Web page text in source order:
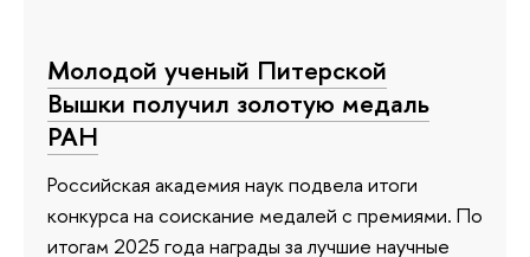
Молодой ученый Питерской
Вышки получил золотую медаль
РАН
Российская академия наук подвела итоги
конкурса на соискание медалей с премиями. По
итогам 2025 года награды за лучшие научные